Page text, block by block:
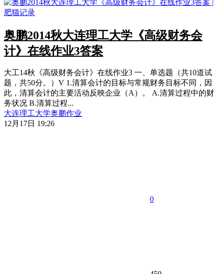
奥鹏2014秋大连理工大学《高级财务会
计》在线作业3答案
大工14秋《高级财务会计》在线作业3 一、单选题（共10道试
题，共50分。）V 1.清算会计的目标与常规财务目标不同，因
此，清算会计的主要活动反映企业（A）。 A.清算过程中的财
务状况 B.清算过程...
大连理工大学奥鹏作业
12月17日 19:26
0